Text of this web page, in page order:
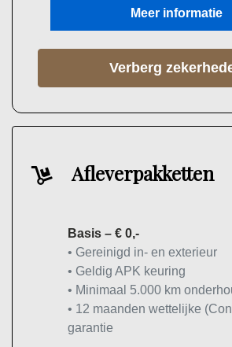
Meer informatie
Verberg
Afleverpakketten
Basis – € 0,-
• Gereinigd in- en exterieur
• Geldig APK keuring
• Minimaal 5.000 km
• 12 maanden wettelijke
garantie